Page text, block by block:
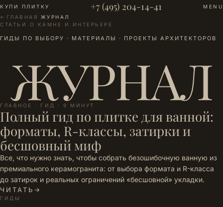
КУПИ ПЛИТКУ +7 (495) 204-14-41
MENU
← ГЛАВНАЯ · ЖУРНАЛ
СТАТЬИ О КАМНЕ И ИНТЕРЬЕРЕ
ГИДЫ ПО ВЫБОРУ · МАТЕРИАЛЫ · ПРОЕКТЫ АРХИТЕКТОРОВ
ЖУРНАЛ
ГЛАВНОЕ · ГИД · 9 МИНУТ
Полный гид по плитке для ванной:
форматы, R-классы, затирки и
бесшовный миф
Все, что нужно знать, чтобы собрать безошибочную ванную из
премиального керамогранита: от выбора формата и R-класса
до затирок и реальных ограничений «бесшовной» укладки.
ЧИТАТЬ →
ГИДЫ